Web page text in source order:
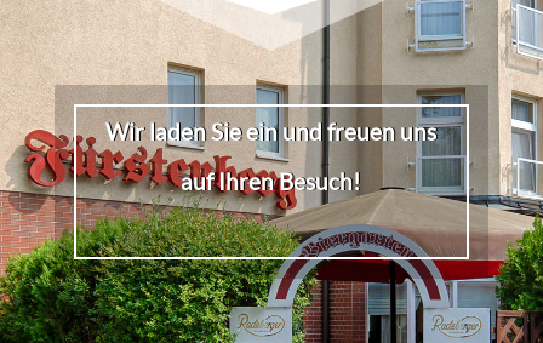
Wir laden Sie ein und freuen uns
auf Ihren Besuch!